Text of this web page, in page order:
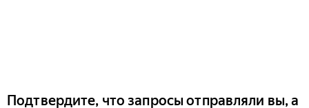
Подтвердите, что запросы отправляли вы, а